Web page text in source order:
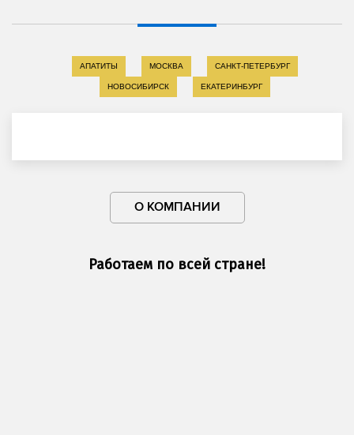
АПАТИТЫ МОСКВА САНКТ-ПЕТЕРБУРГ
НОВОСИБИРСК ЕКАТЕРИНБУРГ
О КОМПАНИИ
Работаем по всей стране!